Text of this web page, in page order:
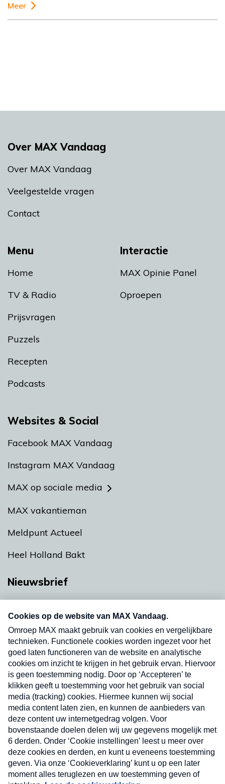
Meer
Menu
Home
TV & Radio
Prijsvragen
Puzzels
Recepten
Podcasts
Interactie
MAX Opinie Panel
Oproepen
Over MAX Vandaag
Over MAX Vandaag
Veelgestelde vragen
Contact
Websites & Social
Facebook MAX Vandaag
Instagram MAX Vandaag
MAX op sociale media
MAX vakantieman
Meldpunt Actueel
Heel Holland Bakt
Nieuwsbrief
nieuwsbrief. Elke vrijdag- en dinsdagochtend in
uw mailbox.
Verzend
Nieuwsbrief
Neem hier een gratis abonnement op onze